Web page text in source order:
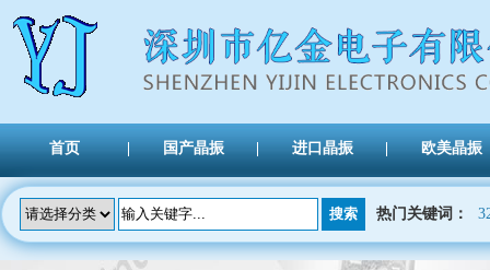
首页 国产晶振 进口晶振 欧美晶振
热门关键词：